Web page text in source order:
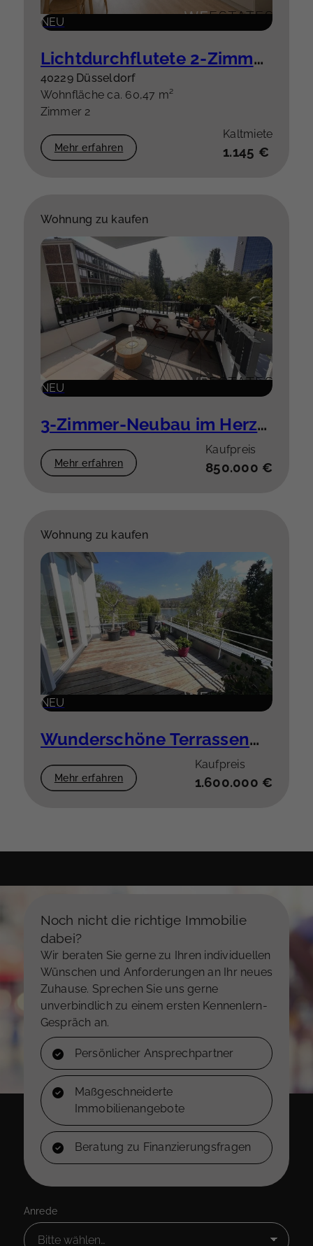
NEU
Lichtdurchflutete 2-Zimmer-Wohnung mit Balkon – hochwertige Einbauküche optional
40229 Düsseldorf
Wohnfläche ca. 60,47 m²
Zimmer 2
Mehr erfahren
Kaltmiete
1.145 €
Wohnung zu kaufen
NEU
3-Zimmer-Neubau im Herzen der Stadt
Mehr erfahren
Kaufpreis
850.000 €
Wohnung zu kaufen
NEU
Wunderschöne Terrassenwohnung am Rhein
Mehr erfahren
Kaufpreis
1.600.000 €
Noch nicht die richtige Immobilie
dabei?
Wir beraten Sie gerne zu Ihren individuellen
Wünschen und Anforderungen an Ihr neues
Zuhause. Sprechen Sie uns gerne
unverbindlich zu einem ersten Kennenlern-
Gespräch an.
Persönlicher Ansprechpartner
Maßgeschneiderte
Immobilienangebote
Beratung zu Finanzierungsfragen
Anrede